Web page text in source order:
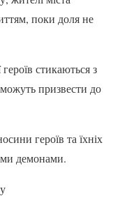
поки доля не
стикаються з
призвести до
героїв та їхніх
демонами.